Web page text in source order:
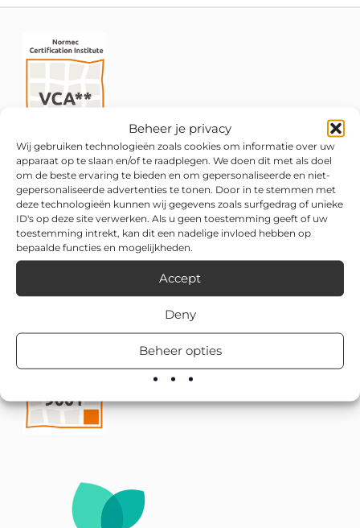
Beheer je privacy
Wij gebruiken technologieën zoals cookies om informatie over uw
apparaat op te slaan en/of te raadplegen. We doen dit met als doel
om de beste ervaring te bieden en om gepersonaliseerde en niet-
gepersonaliseerde advertenties te tonen. Door in te stemmen met
deze technologieën kunnen wij gegevens zoals surfgedrag of unieke
ID's op deze site verwerken. Als u geen toestemming geeft of uw
toestemming intrekt, kan dit een nadelige invloed hebben op
bepaalde functies en mogelijkheden.
Accept
Deny
Beheer opties